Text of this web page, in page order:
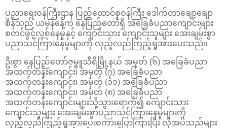
ပညာရေးဝန်ကြီးဌာန ပြည်ထောင်စုဝန်ကြီး ဒေါက်တာချောချော
စိန်သည် ယမန်နေ့က နေပြည်တော်ရှိ အခြေခံပညာကျောင်းများ
စတင်ဖွင့်လှစ်နေမှုနှင့် ကျောင်းသား ကျောင်းသူများ အေးချမ်းစွာ
ပညာသင်ကြားနေမှုများကို လှည့်လည်ကြည့်ရှုအားပေးသည်။
ဦးစွာ နေပြည်တော်ဇမ္ဗူသီရိမြို့နယ် အမှတ် (၆) အခြေခံပညာ
အထက်တန်းကျောင်း၊ အမှတ် (၇) အခြေခံပညာ
အထက်တန်းကျောင်း၊ အမှတ် (၁၁) အခြေခံပညာ
အထက်တန်းကျောင်း၊ အမှတ် (၈) အခြေခံပညာ
အထက်တန်းကျောင်းများသို့သွားရောက်၍ ကျောင်းသား
ကျောင်းသူများ အေးချမ်းစွာပညာသင်ကြားနေမှုများကို
လှည့်လည်ကြည့်ရှုအားပေးစကားပြောကြားပြီး လိုအပ်သည်များ